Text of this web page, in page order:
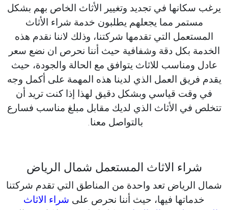
يرغب سكانها في تجديد وتغيير الأثاث الخاص بهم بشكل
مستمر مما يجعلهم يطلبون خدمة شراء الأثاث
المستعمل التي تقدمها شركتنا، وذلك لاننا نقدم هذه
الخدمة بكل دقة وشفافية حيث أننا نحرص ان نضع سعر
عادل ومناسب للاثاث يتوافق مع الحالة والجودة، حيث
يقدم فريق العمل الذي لدينا هذه المهمة على أكمل وجه
في وقت قياسي وبشكل دقيق لهذا إذا كنت تريد أن
تتخلص في الأثاث الذي لديك مقابل مبلغ مناسب فسارع
بالتواصل معنا.
شراء الاثاث المستعمل شمال الرياض
شمال الرياض تعد واحدة من المناطق التي تقدم شركتنا
خدماتها فيها، حيث أننا نحرص على شراء الاثاث